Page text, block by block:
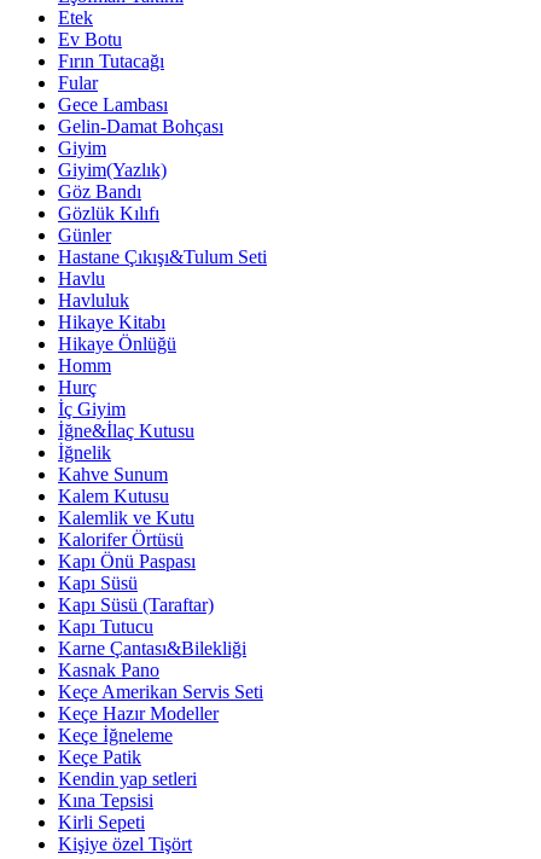
Etek
Ev Botu
Fırın Tutacağı
Fular
Gece Lambası
Gelin-Damat Bohçası
Giyim
Giyim(Yazlık)
Göz Bandı
Gözlük Kılıfı
Günler
Hastane Çıkışı&Tulum Seti
Havlu
Havluluk
Hikaye Kitabı
Hikaye Önlüğü
Homm
Hurç
İç Giyim
İğne&İlaç Kutusu
İğnelik
Kahve Sunum
Kalem Kutusu
Kalemlik ve Kutu
Kalorifer Örtüsü
Kapı Önü Paspası
Kapı Süsü
Kapı Süsü (Taraftar)
Kapı Tutucu
Karne Çantası&Bilekliği
Kasnak Pano
Keçe Amerikan Servis Seti
Keçe Hazır Modeller
Keçe İğneleme
Keçe Patik
Kendin yap setleri
Kına Tepsisi
Kirli Sepeti
Kişiye özel Tişört